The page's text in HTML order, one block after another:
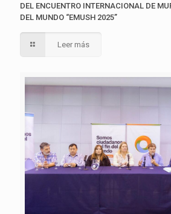
DEL ENCUENTRO INTERNACIONAL DE
DEL MUNDO “EMUSH 2025”
Leer más